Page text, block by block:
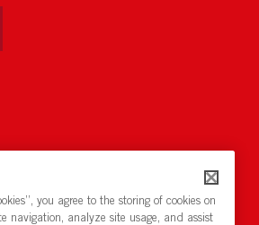
you agree to the storing of cookies on
navigation, analyze site usage, and assist